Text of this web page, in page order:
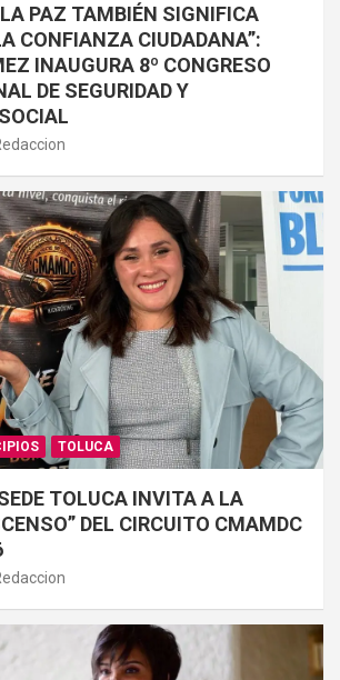
PAZ TAMBIÉN SIGNIFICA
CONFIANZA CIUDADANA”:
INAUGURA 8º CONGRESO
DE SEGURIDAD Y
TOLUCA
TOLUCA INVITA A LA
DEL CIRCUITO CMAMDC